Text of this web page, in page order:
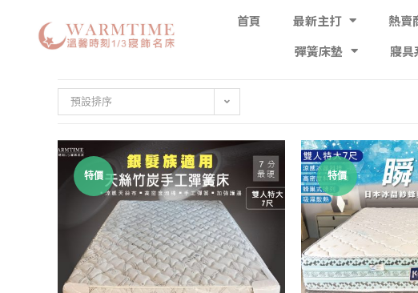
首頁 最新主打 熱賣
彈簧床墊
寢具
預設排序
特價 特價